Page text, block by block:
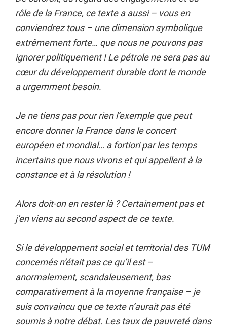
rôle de la France, ce texte a aussi – vous en
conviendrez tous – une dimension symbolique
extrêmement forte… que nous ne pouvons pas
ignorer politiquement ! Le pétrole ne sera pas au
cœur du développement durable dont le monde
a urgemment besoin.
Je ne tiens pas pour rien l’exemple que peut
encore donner la France dans le concert
européen et mondial… a fortiori par les temps
incertains que nous vivons et qui appellent à la
constance et à la résolution !
Alors doit-on en rester là ? Certainement pas et
j’en viens au second aspect de ce texte.
Si le développement social et territorial des TUM
concernés n’était pas ce qu’il est –
anormalement, scandaleusement, bas
comparativement à la moyenne française – je
suis convaincu que ce texte n’aurait pas été
soumis à notre débat. Les taux de pauvreté dans